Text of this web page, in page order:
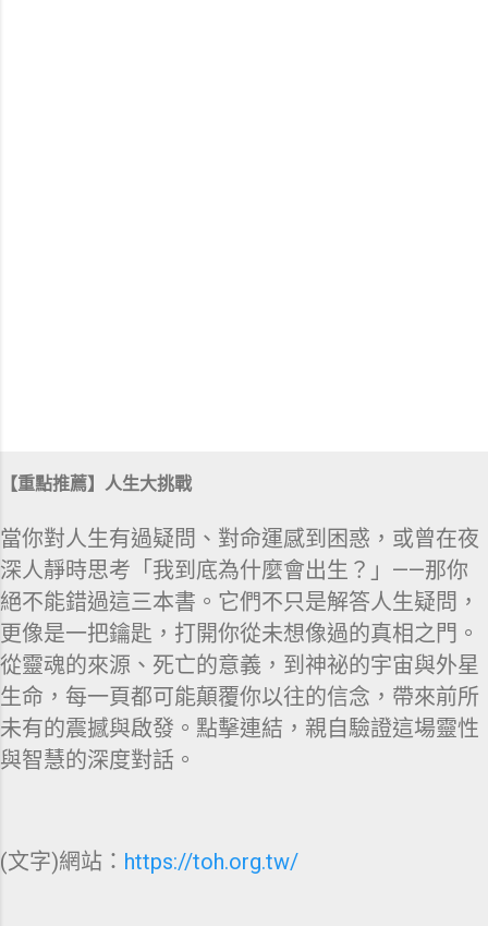
【重點推薦】人生大挑戰
當你對人生有過疑問、對命運感到困惑，或曾在夜
深人靜時思考「我到底為什麼會出生？」——那你
絕不能錯過這三本書。它們不只是解答人生疑問，
更像是一把鑰匙，打開你從未想像過的真相之門。
從靈魂的來源、死亡的意義，到神祕的宇宙與外星
生命，每一頁都可能顛覆你以往的信念，帶來前所
未有的震撼與啟發。點擊連結，親自驗證這場靈性
與智慧的深度對話。
(文字)網站： https://toh.org.tw/